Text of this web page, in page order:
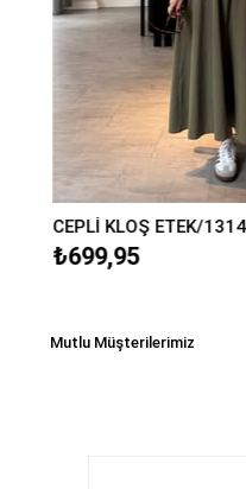
CEPLİ KLOŞ ETEK/1314
₺699,95
Mutlu Müşterilerimiz